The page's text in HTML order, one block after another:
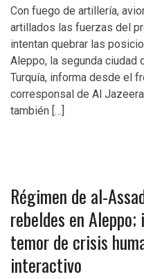
Con fuego de artillería,
artillados las fuerzas del
intentan quebrar las
Aleppo, la segunda ciudad
Turquía, informa desde el
corresponsal de Al
también […]
Régimen de al-
rebeldes en
temor de crisis
interactivo